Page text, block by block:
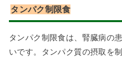
タンパク制限食
タンパク制限食は、腎臓病の
いです。タンパク質の摂取を